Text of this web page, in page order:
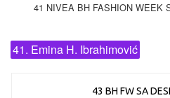
41 NIVEA BH FASHION WEEK
41. Emina H. Ibrahimović
43 BH FW SA